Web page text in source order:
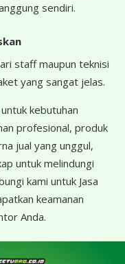
sendiri.
staff maupun teknisi
yang sangat jelas.
kebutuhan
profesional, produk
jual yang unggul,
untuk melindungi
kami untuk Jasa
keamanan
Anda.